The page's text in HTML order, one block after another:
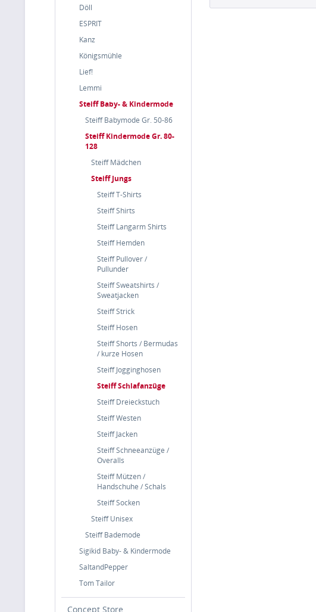
Döll
ESPRIT
Kanz
Königsmühle
Lief!
Lemmi
Steiff Baby- & Kindermode
Steiff Babymode Gr. 50-86
Steiff Kindermode Gr. 80-
128
Steiff Mädchen
Steiff Jungs
Steiff T-Shirts
Steiff Shirts
Steiff Langarm Shirts
Steiff Hemden
Steiff Pullover /
Pullunder
Steiff Sweatshirts /
Sweatjacken
Steiff Strick
Steiff Hosen
Steiff Shorts / Bermudas
/ kurze Hosen
Steiff Jogginghosen
Steiff Schlafanzüge
Steiff Dreieckstuch
Steiff Westen
Steiff Jacken
Steiff Schneeanzüge /
Overalls
Steiff Mützen /
Handschuhe / Schals
Steiff Socken
Steiff Unisex
Steiff Bademode
Sigikid Baby- & Kindermode
SaltandPepper
Tom Tailor
Concept Store